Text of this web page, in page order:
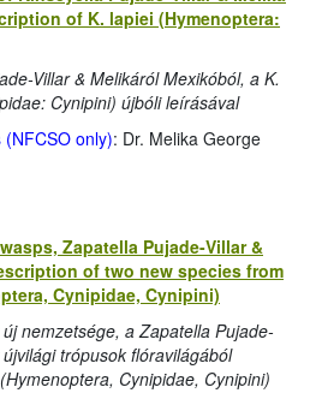
of K. lapiei (Hymenoptera:
Villar & Melikáról Mexikóból, a K.
Cynipini) újbóli leírásával
only): Dr. Melika George
Zapatella Pujade-Villar &
of two new species from
Cynipidae, Cynipini)
nemzetsége, a Zapatella Pujade-
trópusok flóravilágából
Cynipidae, Cynipini)